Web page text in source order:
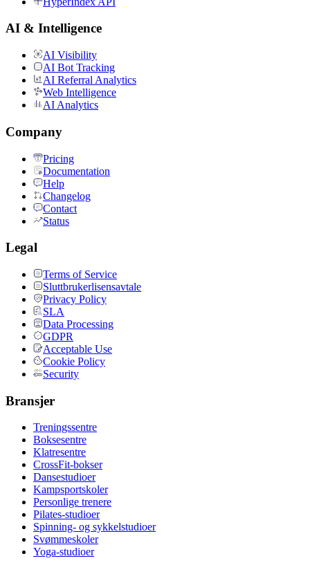
AI & Intelligence
AI Visibility
AI Bot Tracking
AI Referral Analytics
Web Intelligence
AI Analytics
Company
Pricing
Documentation
Help
Changelog
Contact
Status
Legal
Terms of Service
Sluttbrukerlisensavtale
Privacy Policy
SLA
Data Processing
GDPR
Acceptable Use
Cookie Policy
Security
Bransjer
Treningssentre
Boksesentre
Klatresentre
CrossFit-bokser
Dansestudioer
Kampsportskoler
Personlige trenere
Pilates-studioer
Spinning- og sykkelstudioer
Svømmeskoler
Yoga-studioer